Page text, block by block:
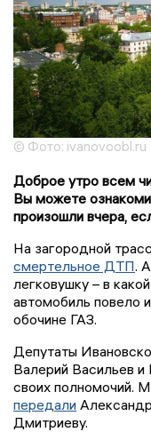
© Фото: ivanovoobl.ru
Доброе утро всем
Вы можете
произошли вчера,
На загородной
смертельное ДТП.
легковушку – в
автомобиль повело
обочине ГАЗ.
Депутаты
Валерий Васильев
своих полномочий.
передали
Дмитриеву.